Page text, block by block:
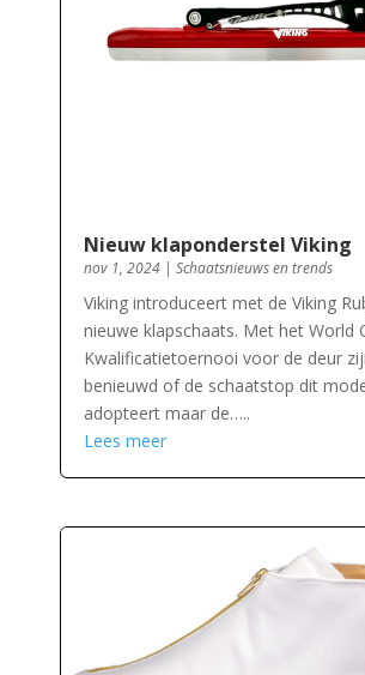
Nieuw klaponderstel Viking
nov 1, 2024| Schaatsnieuws en trends
Viking introduceert met de Viking
nieuwe klapschaats. Met het World
Kwalificatietoernooi voor de deur
benieuwd of de schaatstop dit
adopteert maar de…..
Lees meer